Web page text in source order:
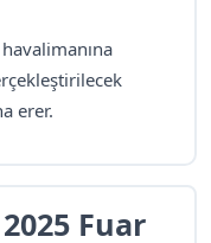
erer.
Fuar